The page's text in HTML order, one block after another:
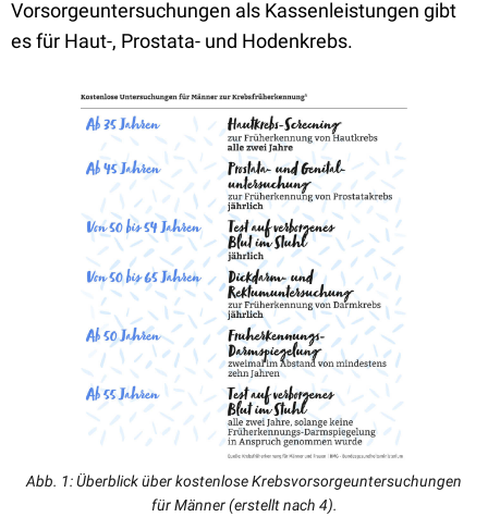
Vorsorgeuntersuchungen als Kassenleistungen gibt
es für Haut-, Prostata- und Hodenkrebs.
Abb. 1: Überblick über kostenlose Krebsvorsorgeuntersuchungen
für Männer (erstellt nach 4).